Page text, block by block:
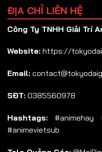
ĐỊA CHỈ LIÊN HỆ
Công Ty TNHH Giải Trí
Website: https://
Email:
SĐT: 0385560978
Hashtags: #animehay
#animevietsub